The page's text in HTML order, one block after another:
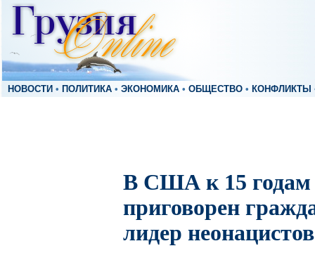
НОВОСТИ • ПОЛИТИКА • ЭКОНОМИКА • ОБЩЕСТВО • КОНФЛИКТЫ
В США к 15
приговорен
лидер неонацистов